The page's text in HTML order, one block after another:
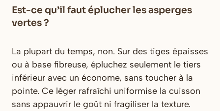
Est-ce qu’il faut éplucher les asperges
vertes ?
La plupart du temps, non. Sur des tiges épaisses
ou à base fibreuse, épluchez seulement le tiers
inférieur avec un économe, sans toucher à la
pointe. Ce léger rafraîchi uniformise la cuisson
sans appauvrir le goût ni fragiliser la texture.